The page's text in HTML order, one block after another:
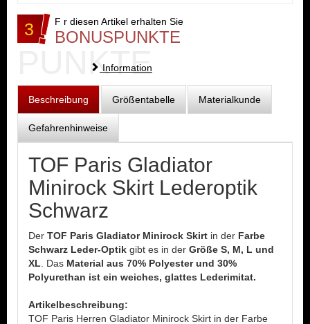
3 F r diesen Artikel erhalten Sie
BONUSPUNKTE
PUNKTE
Information
Beschreibung Größentabelle Materialkunde
Gefahrenhinweise
TOF Paris Gladiator
Minirock Skirt Lederoptik
Schwarz
Der TOF Paris Gladiator Minirock Skirt in der Farbe
Schwarz Leder-Optik gibt es in der Größe S, M, L und
XL . Das Material aus 70% Polyester und 30%
Polyurethan ist ein weiches, glattes Lederimitat.
Artikelbeschreibung:
TOF Paris Herren Gladiator Minirock Skirt in der Farbe